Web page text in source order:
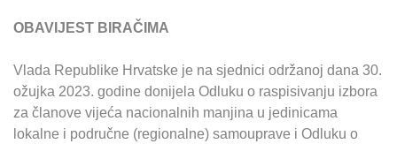
OBAVIJEST BIRAČIMA
Vlada Republike Hrvatske je na sjednici održanoj dana 30.
ožujka 2023. godine donijela Odluku o raspisivanju izbora
za članove vijeća nacionalnih manjina u jedinicama
lokalne i područne (regionalne) samouprave i Odluku o